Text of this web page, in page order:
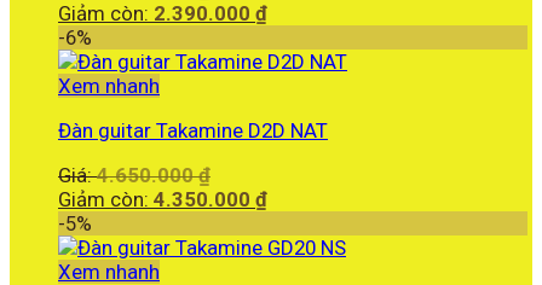
gốc
3.140.000 ₫.
Giảm còn: 2.390.000 ₫Giá
tại
-6%
Xem nhanh
Đàn guitar Takamine D2D NAT
Giá:4.650.000₫
gốc
4.650.000 ₫.
Giảm còn: 4.350.000 ₫Giá
tại
-5%
Xem nhanh